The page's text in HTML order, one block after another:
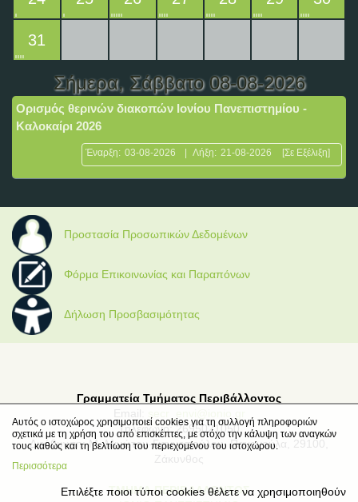
31
Σήμερα, Σάββατο 08-08-2026
Ορισμός θερινών διακοπών Ιονίου Πανεπιστημίου -
Καλοκαίρι 2026
Έναρξη: 03-08-2026 | Λήξη: 21-08-2026 [Σε Εξέλιξη]
Προστασία Προσωπικών Δεδομένων
Φόρμα Επικοινωνίας και Παραπόνων
Δήλωση Προσβασιμότητας
Γραμματεία Τμήματος Περιβάλλοντος
Email:
Τηλέφωνο: 2695021050
Διεύθυνση: Μ. Μινώτου-Γιαννοπούλου, Παναγούλα, 29100,
Ζάκυνθος
ΤΜΗΜΑ ΠΕΡΙΒΑΛΛΟΝΤΟΣ
Αυτός ο ιστοχώρος χρησιμοποιεί cookies για τη συλλογή πληροφοριών
σχετικά με τη χρήση του από επισκέπτες, με στόχο την κάλυψη των αναγκών
τους καθώς και τη βελτίωση του περιεχομένου του ιστοχώρου.
Περισσότερα
Επιλέξτε ποιοι τύποι cookies θέλετε να χρησιμοποιηθούν